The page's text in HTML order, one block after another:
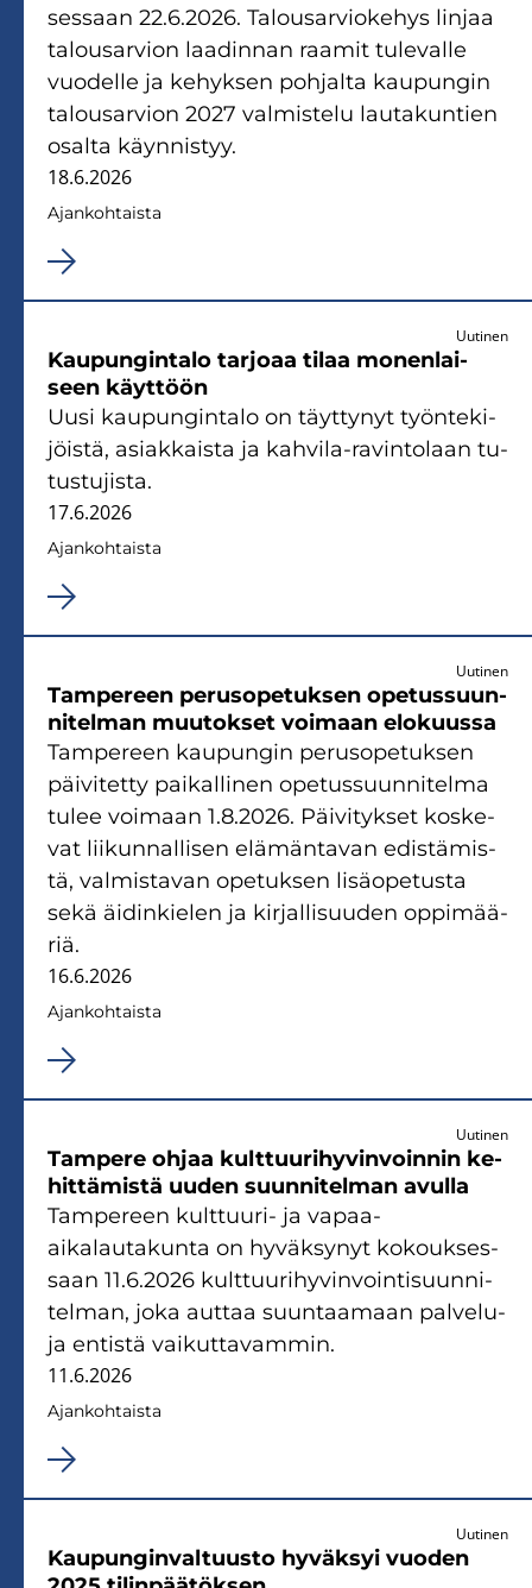
ses­saan 22.6.2026. Ta­lous­ar­vio­ke­hys lin­jaa
ta­lous­ar­vion laa­din­nan raa­mit tu­le­val­le
vuo­del­le ja ke­hyk­sen poh­jal­ta kau­pun­gin
ta­lous­ar­vion 2027 val­mis­te­lu lau­ta­kun­tien
osal­ta käyn­nis­tyy.
18.6.2026
Ajan­koh­tais­ta
Uutinen
Kau­pun­gin­ta­lo tar­jo­aa tilaa mo­nen­lai­
seen käyt­töön
Uusi kau­pun­gin­ta­lo on täyt­ty­nyt työn­te­ki­
jöis­tä, asiak­kais­ta ja kahvila-​ravintolaan tu­
tus­tu­jis­ta.
17.6.2026
Ajan­koh­tais­ta
Uutinen
Tam­pe­reen pe­rus­o­pe­tuk­sen ope­tus­suun­
ni­tel­man muu­tok­set voi­maan elo­kuus­sa
Tam­pe­reen kau­pun­gin pe­rus­o­pe­tuk­sen
päi­vi­tet­ty pai­kal­li­nen ope­tus­suun­ni­tel­ma
tulee voi­maan 1.8.2026. Päi­vi­tyk­set kos­ke­
vat lii­kun­nal­li­sen elä­män­ta­van edis­tä­mis­
tä, val­mis­ta­van ope­tuk­sen li­sä­ope­tus­ta
sekä äi­din­kie­len ja kir­jal­li­suu­den op­pi­mää­
riä.
16.6.2026
Ajan­koh­tais­ta
Uutinen
Tam­pe­re ohjaa kult­tuu­ri­hy­vin­voin­nin ke­
hit­tä­mis­tä uuden suun­ni­tel­man avul­la
Tam­pe­reen kulttuuri-​ ja vapaa-​
aikalautakunta on hy­väk­sy­nyt ko­kouk­ses­
saan 11.6.2026 kult­tuu­ri­hy­vin­voin­ti­suun­ni­
tel­man, joka aut­taa suun­taa­maan pal­ve­lu­
ja en­tis­tä vai­kut­ta­vam­min.
11.6.2026
Ajan­koh­tais­ta
Uutinen
Kau­pun­gin­val­tuus­to hy­väk­syi vuo­den